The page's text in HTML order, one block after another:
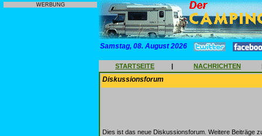
WERBUNG
Samstag, 08. August 2026
STARTSEITE | NACHRICHTEN
Diskussionsforum
Dies ist das neue Diskussionsforum. Weitere Beiträge